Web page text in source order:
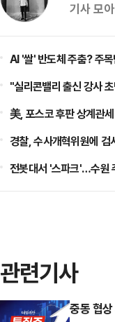
기사 모
AI '쌀' 반도체 주춤? 주
"실리콘밸리 출신 강사
美, 포스코 후판 상계관
경찰, 수사개혁위원에 검
전봇대서 '스파크'…수원
관련기사
중동 협